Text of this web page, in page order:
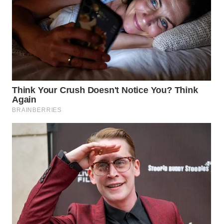
WN
TAPANULI
TENGAH
WN DELI
SERDANG
WN
TEBING
WN
KARAWANG
WN